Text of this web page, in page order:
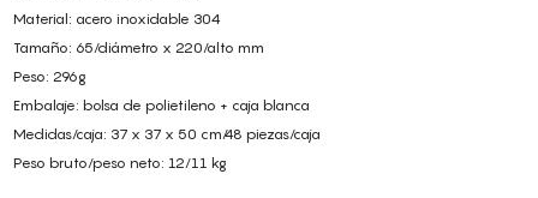
Material: acero inoxidable 304
Tamaño: 65/diámetro x 220/alto mm
Peso: 296g
Embalaje: bolsa de polietileno + caja blanca
Medidas/caja: 37 x 37 x 50 cm/48 piezas/caja
Peso bruto/peso neto: 12/11 kg